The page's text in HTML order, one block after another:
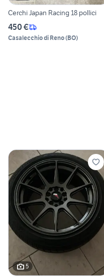
Cerchi Japan Racing 18 pollici
450 €
Casalecchio di Reno(BO)
5